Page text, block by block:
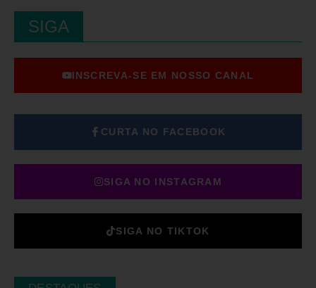
SIGA
INSCREVA-SE EM NOSSO CANAL
CURTA NO FACEBOOK
SIGA NO INSTAGRAM
SIGA NO TIKTOK